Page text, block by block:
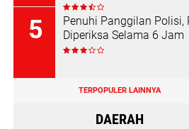
Penuhi Panggilan Polisi,
Diperiksa Selama 6 Jam
TERPOPULER LAINNYA
DAERAH